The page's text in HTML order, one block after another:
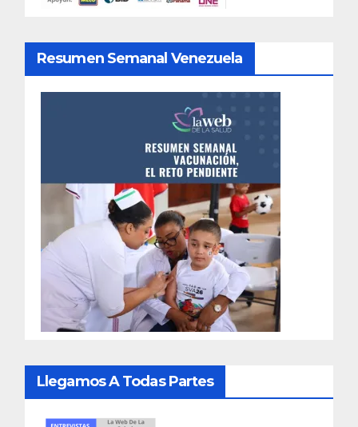
Resumen Semanal Venezuela
Llegamos A Todas Partes